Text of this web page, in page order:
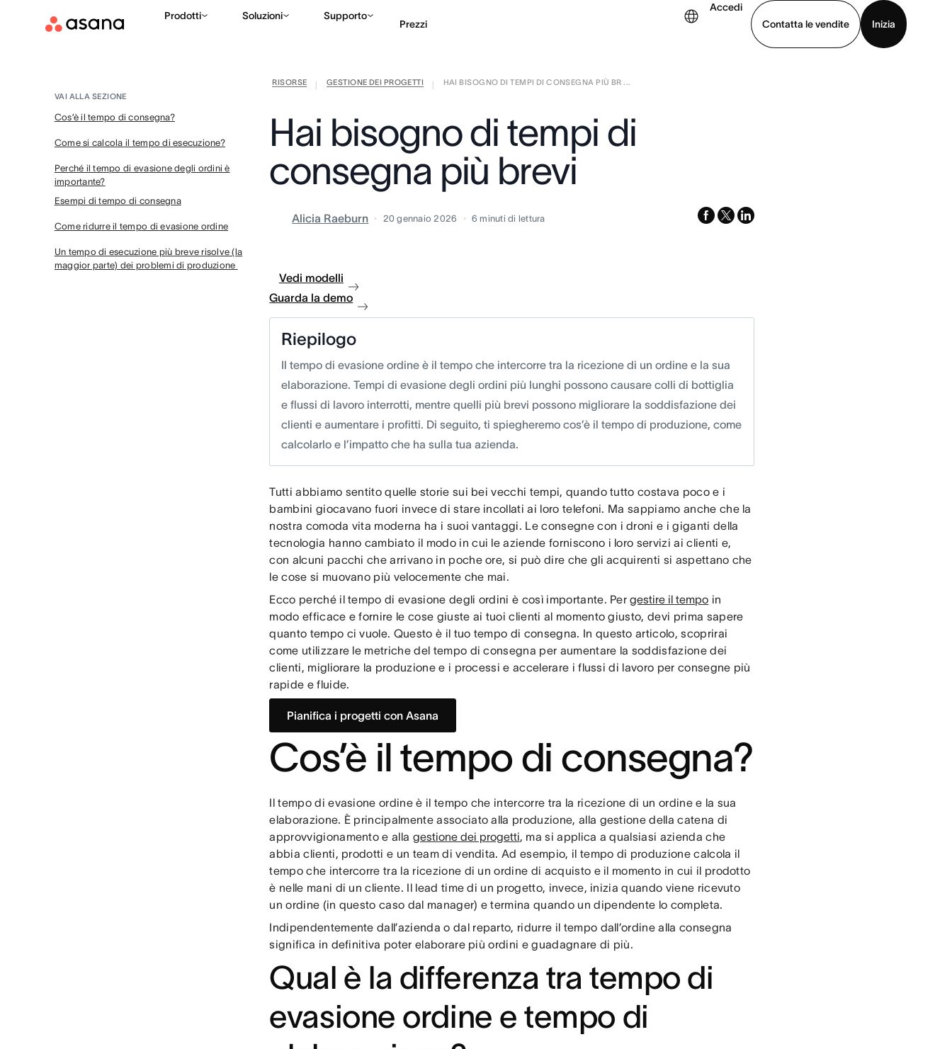
Prodotti Soluzioni Supporto
Prezzi
Accedi
Contatta le vendite
Inizia
Contatta le vendite Guarda la demo
RISORSE GESTIONE DEI PROGETTI HAI BISOGNO DI TEMPI DI CONSEGNA PIÙ BR ...
Hai bisogno di tempi di
consegna più brevi
Alicia Raeburn 20 gennaio 2026 6 minuti di lettura facebook
x-
linkedin
VAI ALLA SEZIONE
Cos’è il tempo di consegna?
Come si calcola il tempo di esecuzione?
Perché il tempo di evasione degli ordini è
importante?
Esempi di tempo di consegna
Come ridurre il tempo di evasione ordine
Un tempo di esecuzione più breve risolve (la
maggior parte) dei problemi di produzione
Vedi modelli
Guarda la demo
Riepilogo
Il tempo di evasione ordine è il tempo che intercorre tra la ricezione di un ordine e la sua
elaborazione. Tempi di evasione degli ordini più lunghi possono causare colli di bottiglia
e flussi di lavoro interrotti, mentre quelli più brevi possono migliorare la soddisfazione dei
clienti e aumentare i profitti. Di seguito, ti spiegheremo cos’è il tempo di produzione, come
calcolarlo e l’impatto che ha sulla tua azienda.
Tutti abbiamo sentito quelle storie sui bei vecchi tempi, quando tutto costava poco e i
bambini giocavano fuori invece di stare incollati ai loro telefoni. Ma sappiamo anche che la
nostra comoda vita moderna ha i suoi vantaggi. Le consegne con i droni e i giganti della
tecnologia hanno cambiato il modo in cui le aziende forniscono i loro servizi ai clienti e,
con alcuni pacchi che arrivano in poche ore, si può dire che gli acquirenti si aspettano che
le cose si muovano più velocemente che mai.
Ecco perché il tempo di evasione degli ordini è così importante. Pergestire il tempo in
modo efficace e fornire le cose giuste ai tuoi clienti al momento giusto, devi prima sapere
quanto tempo ci vuole. Questo è il tuo tempo di consegna. In questo articolo, scoprirai
come utilizzare le metriche del tempo di consegna per aumentare la soddisfazione dei
clienti, migliorare la produzione e i processi e accelerare i flussi di lavoro per consegne più
rapide e fluide.
Pianifica i progetti con Asana
Cos’è il tempo di consegna?
Il tempo di evasione ordine è il tempo che intercorre tra la ricezione di un ordine e la sua
elaborazione. È principalmente associato alla produzione, alla gestione della catena di
approvvigionamento e alla gestione dei progetti, ma si applica a qualsiasi azienda che
abbia clienti, prodotti e un team di vendita. Ad esempio, il tempo di produzione calcola il
tempo che intercorre tra la ricezione di un ordine di acquisto e il momento in cui il prodotto
è nelle mani di un cliente. Il lead time di un progetto, invece, inizia quando viene ricevuto
un ordine (in questo caso dal manager) e termina quando un dipendente lo completa.
Indipendentemente dall’azienda o dal reparto, ridurre il tempo dall’ordine alla consegna
significa in definitiva poter elaborare più ordini e guadagnare di più.
Qual è la differenza tra tempo di
evasione ordine e tempo di